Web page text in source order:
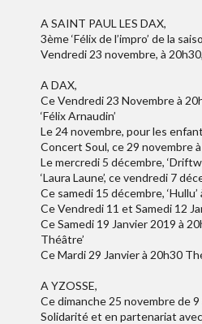
A SAINT PAUL LES DAX,
3ème ‘Félix de l’impro’ de la
Vendredi 23 novembre, à
A DAX,
Ce Vendredi 23 Novembre à
‘Félix Arnaudin’
Le 24 novembre, pour les
Concert Soul, ce 29 novembre
Le mercredi 5 décembre,
‘Laura Laune’, ce vendredi 7
Ce samedi 15 décembre,
Ce Vendredi 11 et Samedi 12
Ce Samedi 19 Janvier 2019 à
Théâtre’
Ce Mardi 29 Janvier à 20h30
A YZOSSE,
Ce dimanche 25 novembre de
Solidarité et en partenariat